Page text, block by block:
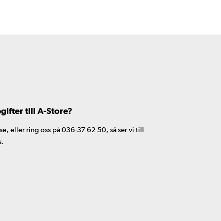
till A-Store?
eller ring oss på 036-37 62 50, så ser vi till